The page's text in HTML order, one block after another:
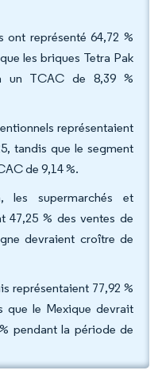
ont représenté 64,72 %
les briques Tetra Pak
un TCAC de 8,39 %
représentaient
tandis que le segment
de 9,14 %.
les supermarchés et
47,25 % des ventes de
devraient croître de
représentaient 77,92 %
que le Mexique devrait
pendant la période de